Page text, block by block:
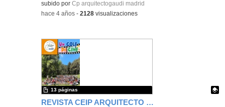
Contenido educativo.
subido porCp arquitectogaudi madrid
-hace 4 años -2128 visualizaciones
REVISTA CEIP ARQUITECTO GAUDÍ 2021/22
13 páginas